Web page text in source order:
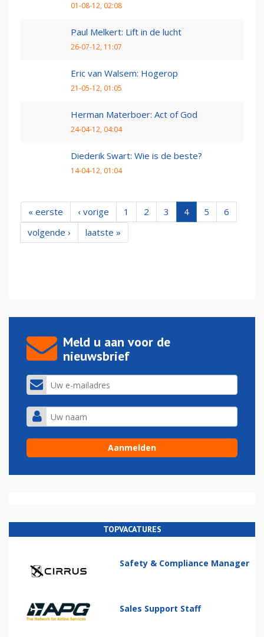
01-08-12, 02:08
Paul Melkert: Lift in de lucht
26-07-12, 11:07
Eric van Walsem: Hogerop
21-05-12, 01:05
Herman Materboer: Act of God
24-04-12, 04:04
Diederik Swart: Wie is de beste?
14-04-12, 01:04
« eerste ‹ vorige 1 2 3 4 5
6
volgende ›
laatste »
Meld u aan voor de
nieuwsbrief
TOPVACATURES
Safety & Compliance Manager
Sales Support Staff